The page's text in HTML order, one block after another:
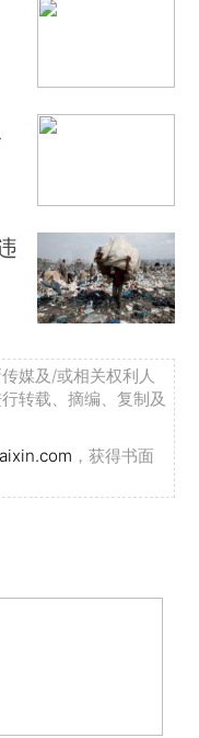
媒及/或相关权利人
转载、摘编、复制及
，获得书面